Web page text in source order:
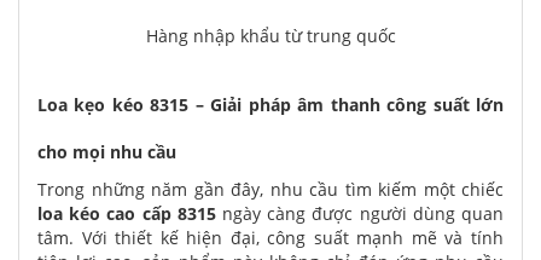
Hàng nhập khẩu từ trung quốc
Loa kẹo kéo 8315 – Giải pháp âm thanh công suất lớn
cho mọi nhu cầu
Trong những năm gần đây, nhu cầu tìm kiếm một chiếc
loa kéo cao cấp 8315ngày càng được người dùng quan
tâm. Với thiết kế hiện đại, công suất mạnh mẽ và tính